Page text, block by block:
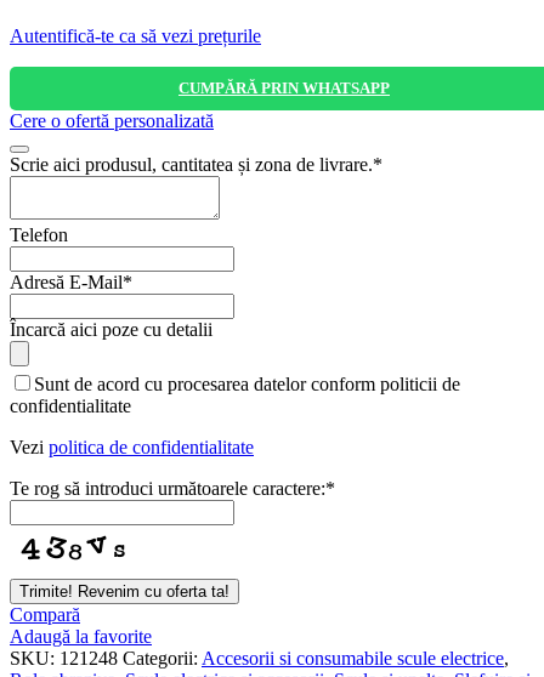
Autentifică-te ca să vezi prețurile
CUMPĂRĂ PRIN WHATSAPP
Cere o ofertă personalizată
Scrie aici produsul, cantitatea și zona de livrare.*
Telefon
Adresă E-Mail*
Încarcă aici poze cu detalii
Sunt de acord cu procesarea datelor conform politicii de
confidentialitate
Vezi politica de confidentialitate
Te rog să introduci următoarele caractere:*
Phone
Number*
Trimite! Revenim cu oferta ta!
Compară
Adaugă la favorite
SKU: 121248 Categorii: Accesorii si consumabile scule electrice,